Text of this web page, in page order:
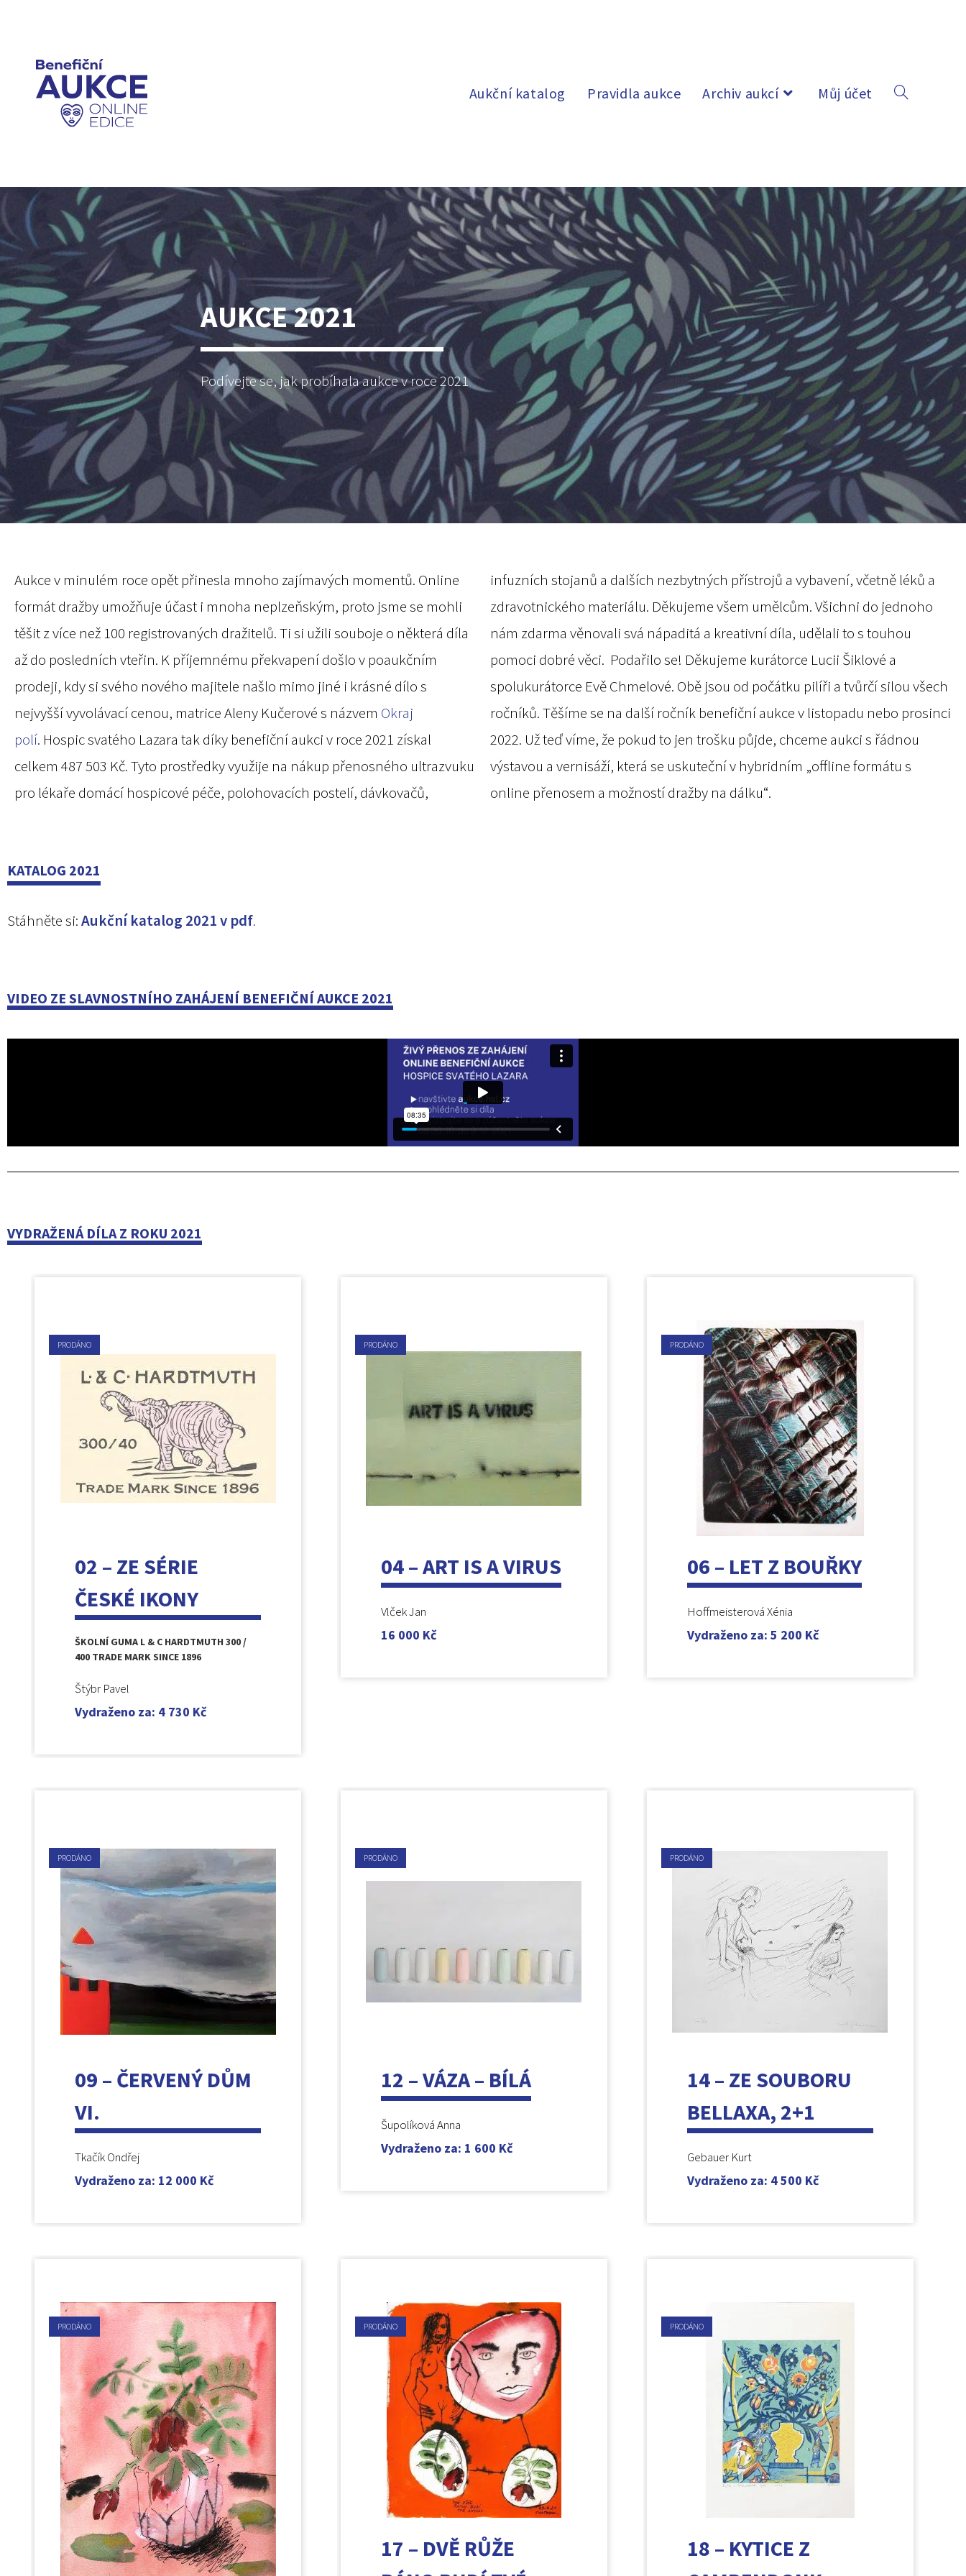
Aukční katalog Pravidla aukce Archiv aukcí Můj účet
AUKCE 2021
Podívejte se, jak probíhala aukce v roce 2021
Aukce v minulém roce opět přinesla mnoho zajímavých momentů. Online
formát dražby umožňuje účast i mnoha neplzeňským, proto jsme se mohli
těšit z více než 100 registrovaných dražitelů. Ti si užili souboje o některá díla
až do posledních vteřin. K příjemnému překvapení došlo v poaukčním
prodeji, kdy si svého nového majitele našlo mimo jiné i krásné dílo s
nejvyšší vyvolávací cenou, matrice Aleny Kučerové s názvem Okraj
polí. Hospic svatého Lazara tak díky benefiční aukci v roce 2021 získal
celkem 487 503 Kč.Tyto prostředky využije na nákup přenosného ultrazvuku
pro lékaře domácí hospicové péče, polohovacích postelí, dávkovačů,
infuzních stojanů a dalších nezbytných přístrojů a vybavení, včetně léků a
zdravotnického materiálu. Děkujeme všem umělcům. Všichni do jednoho
nám zdarma věnovali svá nápaditá a kreativní díla, udělali to s touhou
pomoci dobré věci. Podařilo se! Děkujeme kurátorce Lucii Šiklové a
spolukurátorce Evě Chmelové. Obě jsou od počátku pilíři a tvůrčí silou všech
ročníků.Těšíme se na další ročník benefiční aukce v listopadu nebo prosinci
2022. Už teď víme, že pokud to jen trošku půjde, chceme aukcis řádnou
výstavou a vernisáží, která se uskuteční v hybridním „offline formátu s
online přenosem a možností dražby na dálku“.
KATALOG 2021
Stáhněte si:Aukční katalog 2021 v pdf.
VIDEO ZE SLAVNOSTNÍHO ZAHÁJENÍ BENEFIČNÍ AUKCE 2021
VYDRAŽENÁ DÍLA Z ROKU 2021
PRODÁNO
02 – ZE SÉRIE
ČESKÉ IKONY
ŠKOLNÍ GUMA L & C HARDTMUTH 300 /
400 TRADE MARK SINCE 1896
Štýbr Pavel
Vydraženo za: 4 730 Kč
PRODÁNO
04 – ART IS A VIRUS
Vlček Jan
16 000 Kč
PRODÁNO
06 – LET Z BOUŘKY
Hoffmeisterová Xénia
Vydraženo za: 5 200 Kč
PRODÁNO
09 – ČERVENÝ DŮM
VI.
Tkačík Ondřej
Vydraženo za: 12 000 Kč
PRODÁNO
12 – VÁZA – BÍLÁ
Šupolíková Anna
Vydraženo za: 1 600 Kč
PRODÁNO
14 – ZE SOUBORU
BELLAXA, 2+1
Gebauer Kurt
Vydraženo za: 4 500 Kč
PRODÁNO PRODÁNO
17 – DVĚ RŮŽE
PRODÁNO
18 – KYTICE Z